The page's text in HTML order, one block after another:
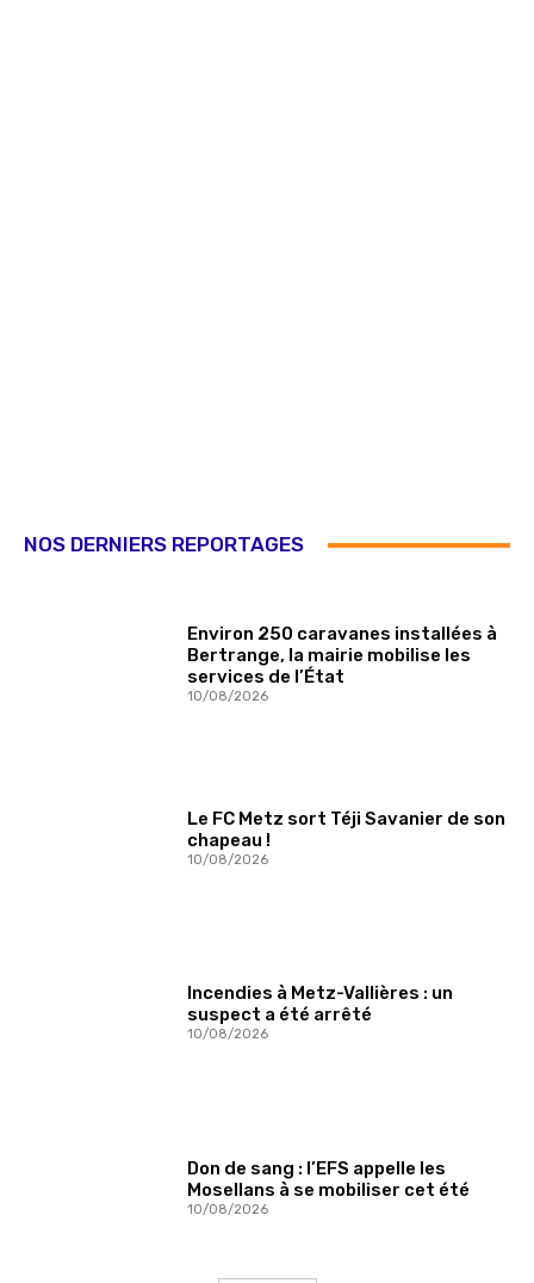
NOS DERNIERS REPORTAGES
Environ 250 caravanes installées à
Bertrange, la mairie mobilise les
services de l’État
10/08/2026
Le FC Metz sort Téji Savanier de son
chapeau !
10/08/2026
Incendies à Metz-Vallières : un
suspect a été arrêté
10/08/2026
Don de sang : l’EFS appelle les
Mosellans à se mobiliser cet été
10/08/2026